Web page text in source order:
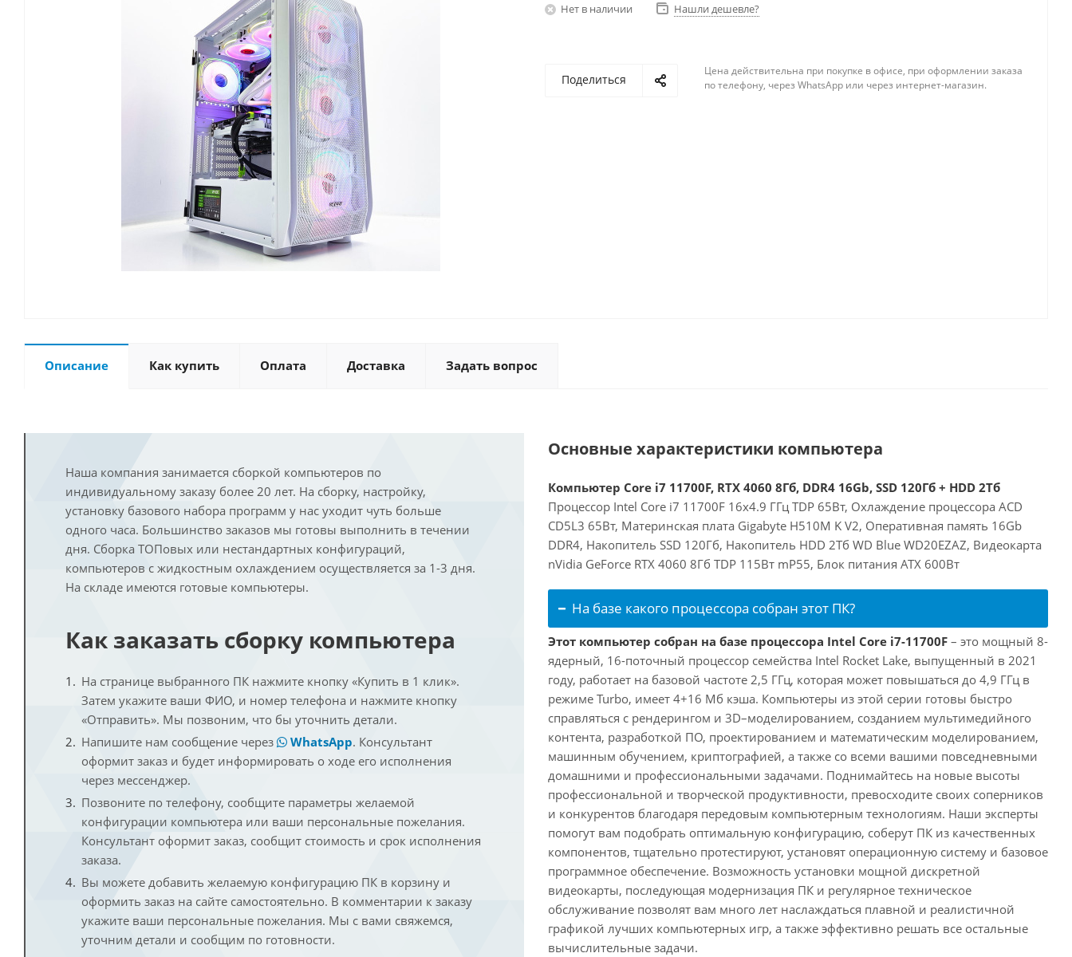
Нет в наличии Нашли дешевле?
Поделиться
Цена действительна при покупке в офисе, при оформлении заказа
по телефону, через WhatsApp или через интернет-магазин.
Описание Как купить Оплата Доставка Задать вопрос
Наша компания занимается сборкой компьютеров по
индивидуальному заказу более 20 лет. На сборку, настройку,
установку базового набора программ у нас уходит чуть больше
одного часа. Большинство заказов мы готовы выполнить в течении
дня. Сборка ТОПовых или нестандартных конфигураций,
компьютеров с жидкостным охлаждением осуществляется за 1-3 дня.
На складе имеются готовые компьютеры.
Как заказать сборку компьютера
На странице выбранного ПК нажмите кнопку «Купить в 1 клик».
Затем укажите ваши ФИО, и номер телефона и нажмите кнопку
«Отправить». Мы позвоним, что бы уточнить детали.
Напишите нам сообщение через
WhatsApp. Консультант
оформит заказ и будет информировать о ходе его исполнения
через мессенджер.
Позвоните по телефону, сообщите параметры желаемой
конфигурации компьютера или ваши персональные пожелания.
Консультант оформит заказ, сообщит стоимость и срок исполнения
заказа.
Вы можете добавить желаемую конфигурацию ПК в корзину и
оформить заказ на сайте самостоятельно. В комментарии к заказу
укажите ваши персональные пожелания. Мы с вами свяжемся,
уточним детали и сообщим по готовности.
Основные характеристики компьютера
Компьютер Core i7 11700F, RTX 4060 8Гб, DDR4 16Gb, SSD 120Гб + HDD 2Тб
Процессор Intel Core i7 11700F 16x4.9 ГГц TDP 65Вт, Охлаждение процессора ACD
CD5L3 65Вт, Материнская плата Gigabyte H510M K V2, Оперативная память 16Gb
DDR4, Накопитель SSD 120Гб, Накопитель HDD 2Тб WD Blue WD20EZAZ, Видеокарта
nVidia GeForce RTX 4060 8Гб TDP 115Вт mP55, Блок питания ATX 600Вт
На базе какого процессора собран этот ПК?
Этот компьютер собран на базе процессора Intel Core i7-11700F – это мощный 8-
ядерный, 16-поточный процессор семейства Intel Rocket Lake, выпущенный в 2021
году, работает на базовой частоте 2,5 ГГц, которая может повышаться до 4,9 ГГц в
режиме Turbo, имеет 4+16 Мб кэша. Компьютеры из этой серии готовы быстро
справляться с рендерингом и 3D–моделированием, созданием мультимедийного
контента, разработкой ПО, проектированием и математическим моделированием,
машинным обучением, криптографией, а также со всеми вашими повседневными
домашними и профессиональными задачами. Поднимайтесь на новые высоты
профессиональной и творческой продуктивности, превосходите своих соперников
и конкурентов благодаря передовым компьютерным технологиям. Наши эксперты
помогут вам подобрать оптимальную конфигурацию, соберут ПК из качественных
компонентов, тщательно протестируют, установят операционную систему и базовое
программное обеспечение. Возможность установки мощной дискретной
видеокарты, последующая модернизация ПК и регулярное техническое
обслуживание позволят вам много лет наслаждаться плавной и реалистичной
графикой лучших компьютерных игр, а также эффективно решать все остальные
вычислительные задачи.